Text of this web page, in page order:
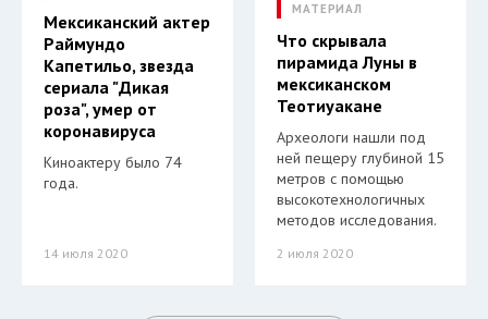
Мексиканский актер
Раймундо
Капетильо, звезда
сериала "Дикая
роза", умер от
коронавируса
Киноактеру было 74
года.
14 июля 2020
МАТЕРИАЛ
Что скрывала
пирамида Луны в
мексиканском
Теотиуакане
Археологи нашли под
ней пещеру глубиной 15
метров с помощью
высокотехнологичных
методов исследования.
2 июля 2020